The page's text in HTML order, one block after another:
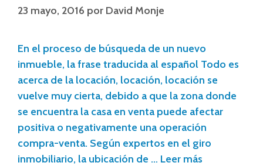
23 mayo, 2016 por David Monje
En el proceso de búsqueda de un nuevo
inmueble, la frase traducida al español Todo es
acerca de la locación, locación, locación se
vuelve muy cierta, debido a que la zona donde
se encuentra la casa en venta puede afectar
positiva o negativamente una operación
compra-venta. Según expertos en el giro
inmobiliario, la ubicación de … Leer más